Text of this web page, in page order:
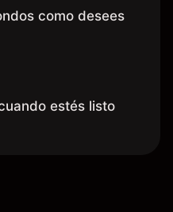
como desees
estés listo